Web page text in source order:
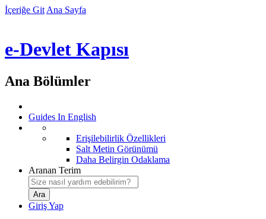
İçeriğe Git Ana Sayfa
e-Devlet Kapısı
Ana Bölümler
Guides In English
Erişilebilirlik Özellikleri
Salt Metin Görünümü
Daha Belirgin Odaklama
Aranan Terim
Giriş Yap